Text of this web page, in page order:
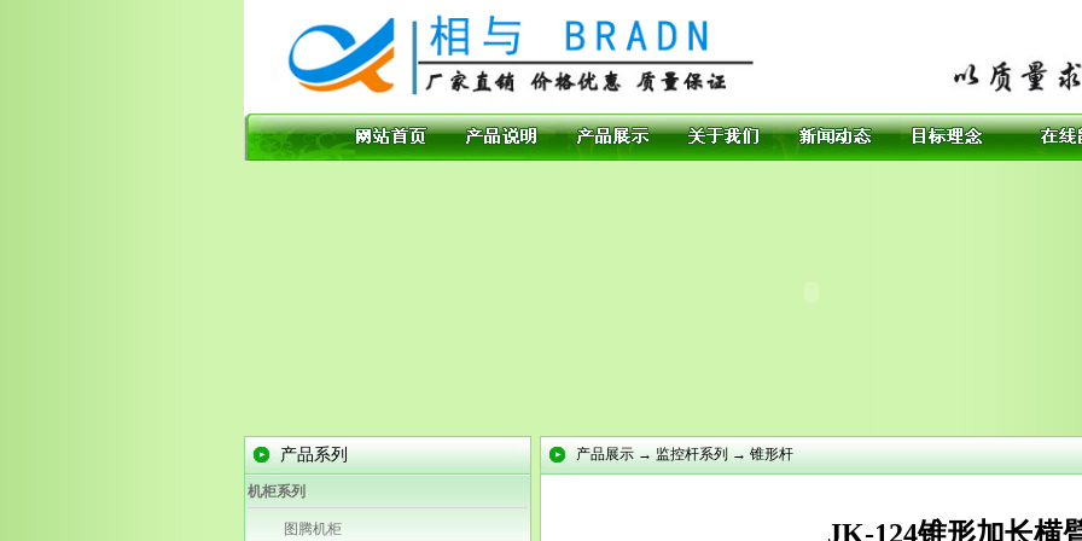
产品系列
机柜系列
图腾机柜
产品展示 → 监控杆系列 → 锥形杆
JK-124锥形加长横